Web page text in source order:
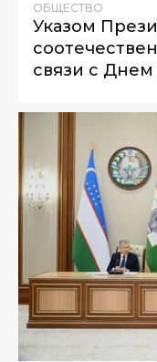
ОБЩЕСТВО
Указом
связи с Днем